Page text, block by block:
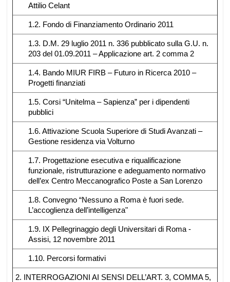
Attilio Celant
1.2. Fondo di Finanziamento Ordinario 2011
1.3. D.M. 29 luglio 2011 n. 336 pubblicato sulla G.U. n.
203 del 01.09.2011 – Applicazione art. 2 comma 2
1.4. Bando MIUR FIRB – Futuro in Ricerca 2010 –
Progetti finanziati
1.5. Corsi “Unitelma – Sapienza” per i dipendenti
pubblici
1.6. Attivazione Scuola Superiore di Studi Avanzati –
Gestione residenza via Volturno
1.7. Progettazione esecutiva e riqualificazione
funzionale, ristrutturazione e adeguamento normativo
dell’ex Centro Meccanografico Poste a San Lorenzo
1.8. Convegno “Nessuno a Roma è fuori sede.
L’accoglienza dell’intelligenza"
1.9. IX Pellegrinaggio degli Universitari di Roma -
Assisi, 12 novembre 2011
1.10. Percorsi formativi
2. INTERROGAZIONI AI SENSI DELL’ART. 3, COMMA 5,